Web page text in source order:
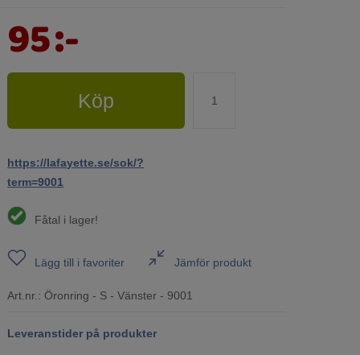
95:-
Köp
https://lafayette.se/sok/?
term=9001
Fåtal i lager!
Lägg till i favoriter Jämför produkt
Art.nr.: Öronring - S - Vänster - 9001
Leveranstider på produkter